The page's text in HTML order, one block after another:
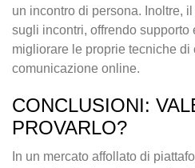
un incontro di persona. Inoltre,
sugli incontri, offrendo supporto
migliorare le proprie tecniche di
comunicazione online.
CONCLUSIONI:
PROVARLO?
In un mercato affollato di